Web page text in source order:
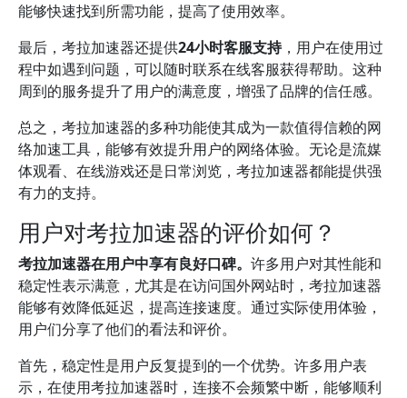
能够快速找到所需功能，提高了使用效率。
最后，考拉加速器还提供24小时客服支持，用户在使用过
程中如遇到问题，可以随时联系在线客服获得帮助。这种
周到的服务提升了用户的满意度，增强了品牌的信任感。
总之，考拉加速器的多种功能使其成为一款值得信赖的网
络加速工具，能够有效提升用户的网络体验。无论是流媒
体观看、在线游戏还是日常浏览，考拉加速器都能提供强
有力的支持。
用户对考拉加速器的评价如何？
考拉加速器在用户中享有良好口碑。 许多用户对其性能和
稳定性表示满意，尤其是在访问国外网站时，考拉加速器
能够有效降低延迟，提高连接速度。通过实际使用体验，
用户们分享了他们的看法和评价。
首先，稳定性是用户反复提到的一个优势。许多用户表
示，在使用考拉加速器时，连接不会频繁中断，能够顺利